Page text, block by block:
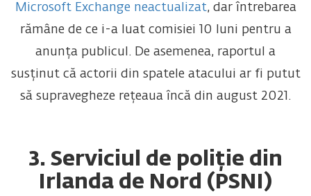
Microsoft Exchange neactualizat, dar întrebarea
rămâne de ce i-a luat comisiei 10 luni pentru a
anunța publicul. De asemenea, raportul a
susținut că actorii din spatele atacului ar fi putut
să supravegheze rețeaua încă din august 2021.
3. Serviciul de poliție din
Irlanda de Nord (PSNI)